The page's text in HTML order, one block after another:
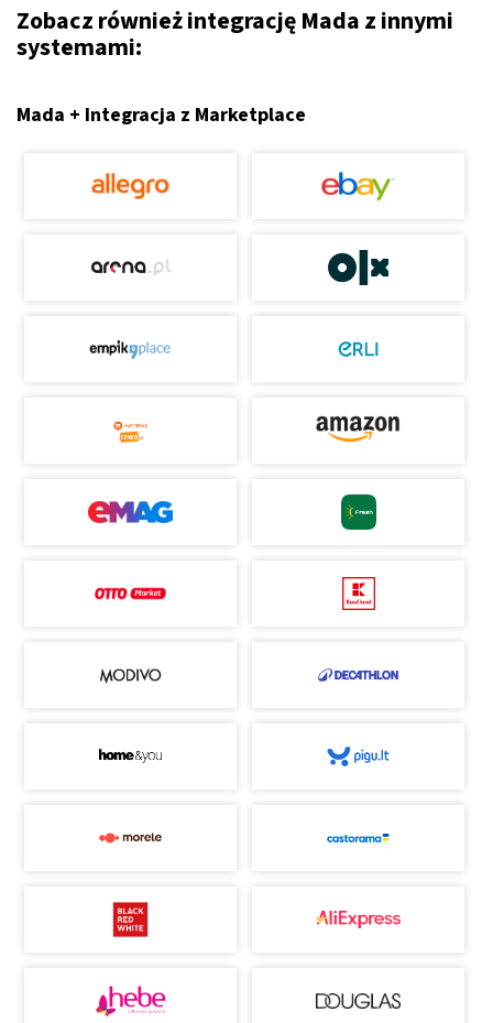
Zobacz również integrację Mada z innymi
systemami:
Mada + Integracja z Marketplace